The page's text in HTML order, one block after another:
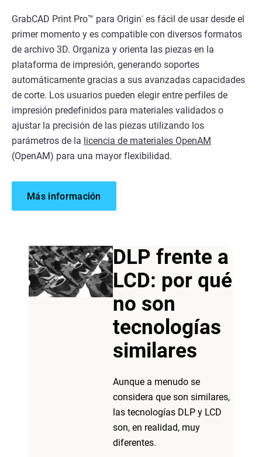
GrabCAD Print Pro™ para Origin ®
es fácil de usar desde el
primer momento y es compatible con diversos formatos
de archivo 3D. Organiza y orienta las piezas en la
plataforma de impresión, generando soportes
automáticamente gracias a sus avanzadas capacidades
de corte. Los usuarios pueden elegir entre perfiles de
impresión predefinidos para materiales validados o
ajustar la precisión de las piezas utilizando los
parámetros de la licencia de materiales OpenAM
(OpenAM) para una mayor flexibilidad.
Más información
DLP frente a
LCD: por qué
no son
tecnologías
similares
Aunque a menudo se
considera que son similares,
las tecnologías DLP y LCD
son, en realidad, muy
diferentes.